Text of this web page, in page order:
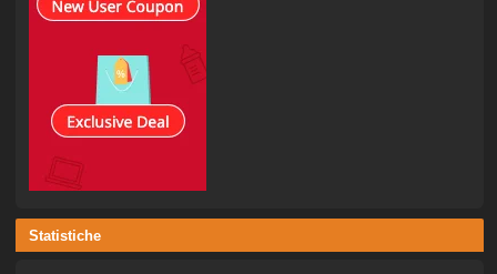
Statistiche